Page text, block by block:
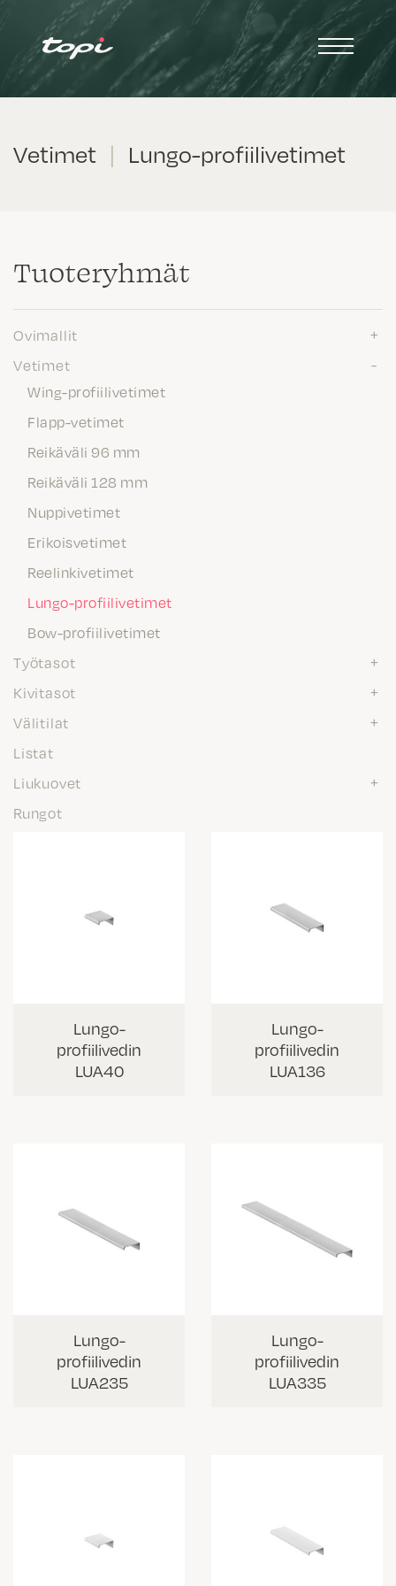
Vetimet | Lungo-profiilivetimet
Tuote­ryhmät
Ovimallit
Vetimet
Wing-profiilivetimet
Flapp-vetimet
Reikäväli 96 mm
Reikäväli 128 mm
Nuppivetimet
Erikoisvetimet
Reelinkivetimet
Lungo-profiilivetimet
Bow-profiilivetimet
Työtasot
Kivitasot
Välitilat
Listat
Liukuovet
Rungot
Lungo-
profiilivedin
LUA40
Lungo-
profiilivedin
LUA136
Lungo-
profiilivedin
LUA235
Lungo-
profiilivedin
LUA335